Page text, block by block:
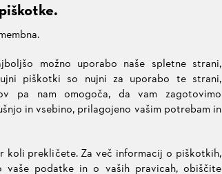
možno uporabo naše spletne strani,
piškotki so nujni za uporabo te strani,
pa nam omogoča, da vam zagotovimo
in vsebino, prilagojeno vašim potrebam in
koli prekličete. Za več informacij o piškotkih,
vaše podatke in o vaših pravicah, obiščite